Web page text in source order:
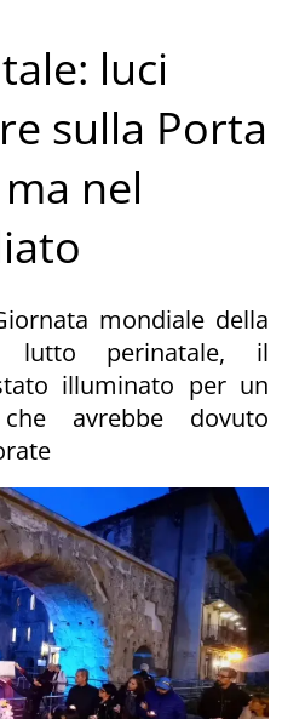
luci
sulla Porta
nel
mondiale della
lutto perinatale, il
illuminato per un
avrebbe dovuto